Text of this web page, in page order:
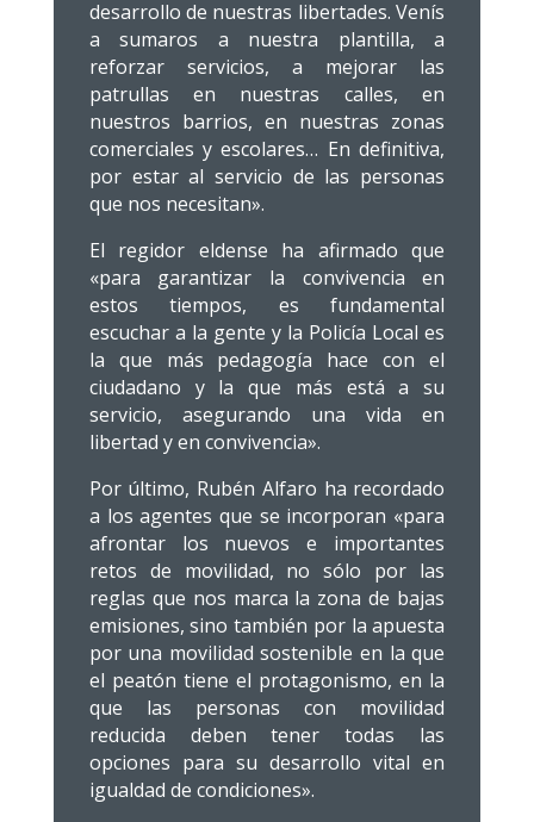
desarrollo de nuestras libertades. Venís
a sumaros a nuestra plantilla, a
reforzar servicios, a mejorar las
patrullas en nuestras calles, en
nuestros barrios, en nuestras zonas
comerciales y escolares… En definitiva,
por estar al servicio de las personas
que nos necesitan».
El regidor eldense ha afirmado que
«para garantizar la convivencia en
estos tiempos, es fundamental
escuchar a la gente y la Policía Local es
la que más pedagogía hace con el
ciudadano y la que más está a su
servicio, asegurando una vida en
libertad y en convivencia».
Por último, Rubén Alfaro ha recordado
a los agentes que se incorporan «para
afrontar los nuevos e importantes
retos de movilidad, no sólo por las
reglas que nos marca la zona de bajas
emisiones, sino también por la apuesta
por una movilidad sostenible en la que
el peatón tiene el protagonismo, en la
que las personas con movilidad
reducida deben tener todas las
opciones para su desarrollo vital en
igualdad de condiciones».